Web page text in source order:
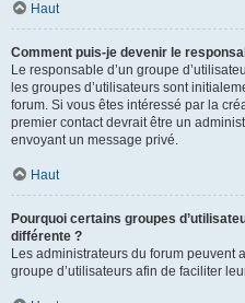
Haut
Comment puis-je devenir le
Le responsable d’un groupe
les groupes d’utilisateurs sont
forum. Si vous êtes intéressé par la
premier contact devrait être un
envoyant un message privé.
Haut
Pourquoi certains groupes
différente ?
Les administrateurs du forum peuvent
groupe d’utilisateurs afin de faciliter